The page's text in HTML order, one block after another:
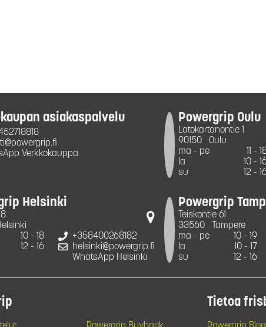
asiakaspalvelu
Verkkokauppa
Powergrip Oulu
Latokartanontie 1
90150
Oulu
ma - pe
11 -
la
10 -
su
12 -
Helsinki
10 - 18
12 - 16
+358400268182
helsinki@powergrip.fi
WhatsApp Helsinki
Powergrip
Teiskontie 61
33560
Tampere
ma - pe
10 - 19
la
10 - 17
su
12 - 16
Tietoa